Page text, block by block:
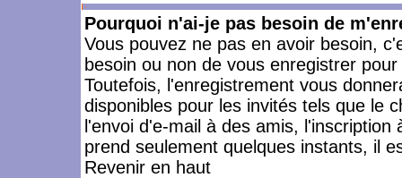
Pourquoi n'ai-je pas besoin de
Vous pouvez ne pas en avoir besoin,
besoin ou non de vous enregistrer
Toutefois, l'enregistrement vous
disponibles pour les invités tels que le
l'envoi d'e-mail à des amis,
prend seulement quelques instants, il
Revenir en haut